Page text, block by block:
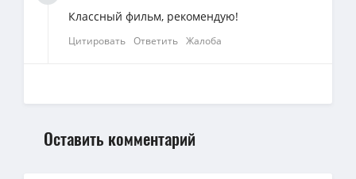
Классный фильм, рекомендую!
Цитировать Ответить Жалоба
Оставить комментарий